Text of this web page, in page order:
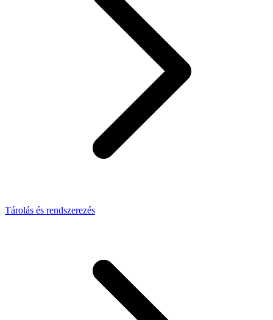
Tárolás és rendszerezés